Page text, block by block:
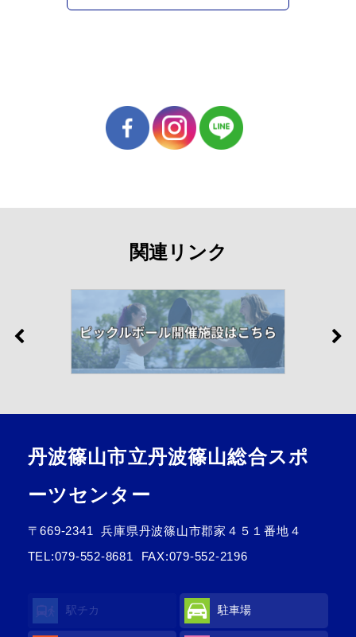
関連リンク
丹波篠山市立丹波篠山総合スポ
ーツセンター
〒669-2341
兵庫県丹波篠山市郡家４５１番地４
TEL:079-552-8681 FAX:079-552-2196
駅チカ 駐車場